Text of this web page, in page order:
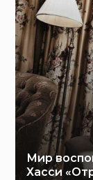
Мир
Хасси